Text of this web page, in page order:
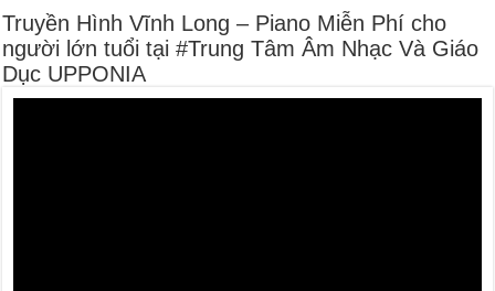
Truyền Hình Vĩnh Long – Piano Miễn Phí cho
người lớn tuổi tại #Trung Tâm Âm Nhạc Và Giáo
Dục UPPONIA